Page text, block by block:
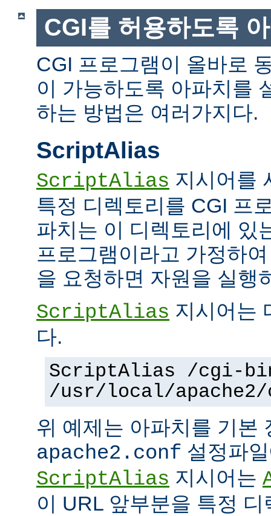
CGI를 허용하도록
CGI 프로그램이 올바로
이 가능하도록 아파치를
하는 방법은 여러가지다.
ScriptAlias
ScriptAlias 지시어를
특정 디렉토리를 CGI 프
파치는 이 디렉토리에 있
프로그램이라고 가정하
을 요청하면 자원을 실행
ScriptAlias 지시어는
다.
ScriptAlias /cgi-
/usr/local/
위 예제는 아파치를 기본
apache2.conf 설정파
ScriptAlias 지시어는
이 URL 앞부분을 특정